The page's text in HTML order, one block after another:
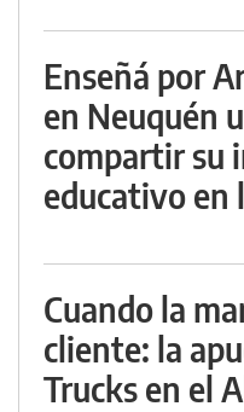
Enseñá por
en Neuquén
compartir su
educativo en
Cuando la
cliente: la
Trucks en el